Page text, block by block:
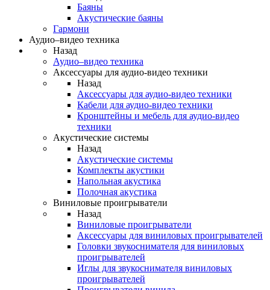
Баяны
Акустические баяны
Гармони
Аудио–видео техника
Назад
Аудио–видео техника
Аксессуары для аудио-видео техники
Назад
Аксессуары для аудио-видео техники
Кабели для аудио-видео техники
Кронштейны и мебель для аудио-видео
техники
Акустические системы
Назад
Акустические системы
Комплекты акустики
Напольная акустика
Полочная акустика
Виниловые проигрыватели
Назад
Виниловые проигрыватели
Аксессуары для виниловых проигрывателей
Головки звукоснимателя для виниловых
проигрывателей
Иглы для звукоснимателя виниловых
проигрывателей